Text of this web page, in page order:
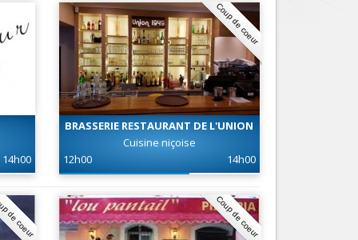
Mode, ...
Loisirs
Plages, sports, ...
Services
Tourisme, ...
Nice le petit Marais Niçois
Nice la plaine du Var
Nice le Carré d’Or
Nice Aéroport
14h00
Coup de coeur
BRASSERIE RESTAURANT DE L'UNION
Cuisine niçoise
12h00
14h00
coeur Coup de coeur